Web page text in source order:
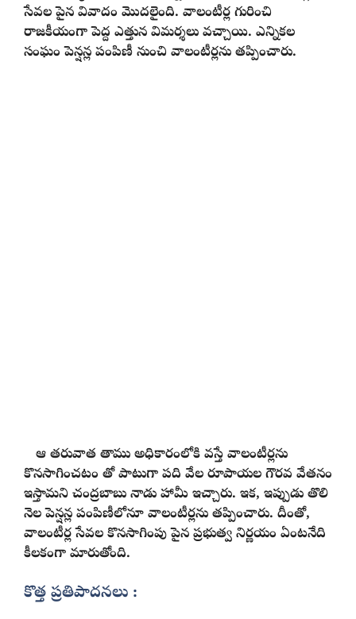
సేవల పైన వివాదం మొదలైంది. వాలంటీర్ల గురించి
రాజకీయంగా పెద్ద ఎత్తున విమర్శలు వచ్చాయి. ఎన్నికల
సంఘం పెన్షన్ల పంపిణీ నుంచి వాలంటీర్లను తప్పించారు.
ఆ తరువాత తాము అధికారంలోకి వస్తే వాలంటీర్లను
కొనసాగించటం తో పాటుగా పది వేల రూపాయల గౌరవ వేతనం
ఇస్తామని చంద్రబాబు నాడు హామీ ఇచ్చారు. ఇక, ఇప్పుడు తొలి
నెల పెన్షన్ల పంపిణీలోనూ వాలంటీర్లను తప్పించారు. దీంతో,
వాలంటీర్ల సేవల కొనసాగింపు పైన ప్రభుత్వ నిర్ణయం ఏంటనేది
కీలకంగా మారుతోంది.
కొత్త ప్రతిపాదనలు :